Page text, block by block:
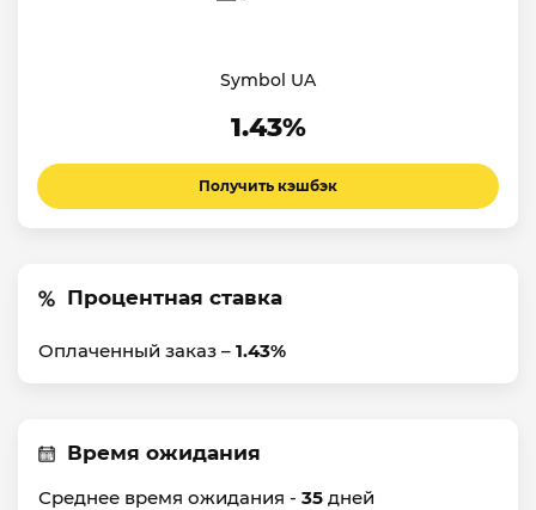
Symbol UA
1.43%
Получить кэшбэк
Процентная ставка
Оплаченный заказ – 1.43%
Время ожидания
Среднее время ожидания - 35 дней